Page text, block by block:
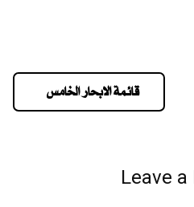
قائمة الابحار الخامس
Leave a